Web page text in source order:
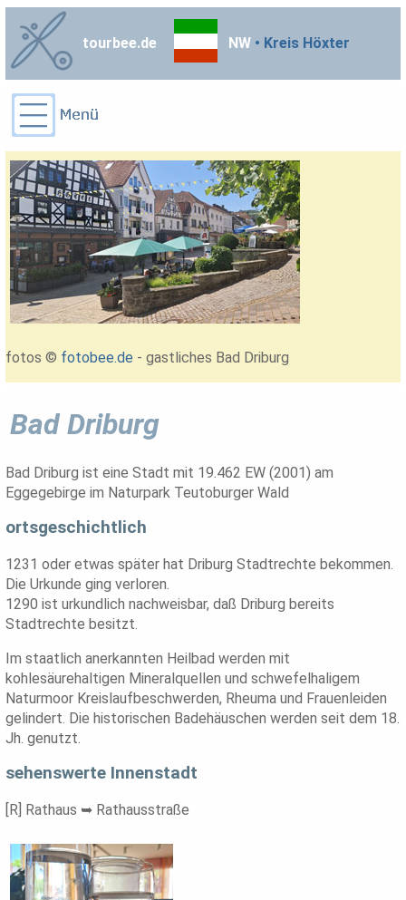
tourbee.de NW • Kreis Höxter
fotos © fotobee.de - gastliches Bad Driburg
Bad Driburg
Bad Driburg ist eine Stadt mit 19.462 EW (2001) am
Eggegebirge im Naturpark Teutoburger Wald
ortsgeschichtlich
1231 oder etwas später hat Driburg Stadtrechte bekommen.
Die Urkunde ging verloren.
1290 ist urkundlich nachweisbar, daß Driburg bereits
Stadtrechte besitzt.
Im staatlich anerkannten Heilbad werden mit
kohlesäurehaltigen Mineralquellen und schwefelhaligem
Naturmoor Kreislaufbeschwerden, Rheuma und Frauenleiden
gelindert. Die historischen Badehäuschen werden seit dem 18.
Jh. genutzt.
sehenswerte Innenstadt
[R] Rathaus ➥ Rathausstraße